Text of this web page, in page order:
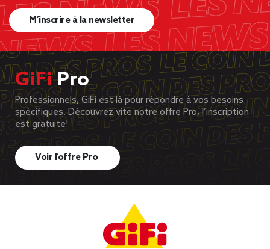
M’inscrire à la newsletter
GiFiPro
Professionnels, GiFi est là pour répondre à vos besoins
spécifiques. Découvrez vite notre offre Pro, l’inscription
est gratuite!
Voir l’offre Pro